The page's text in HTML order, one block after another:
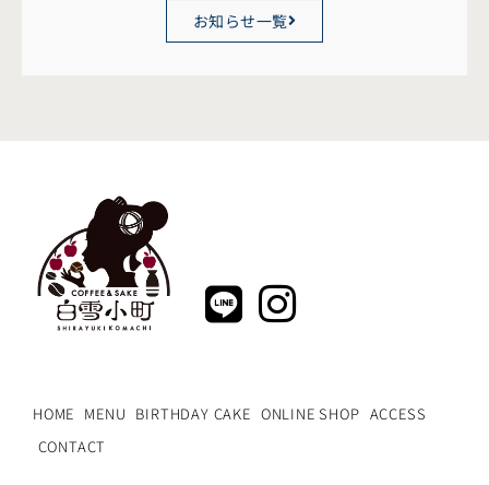
お知らせ一覧
HOME MENU BIRTHDAY CAKE ONLINE SHOP ACCESS
CONTACT